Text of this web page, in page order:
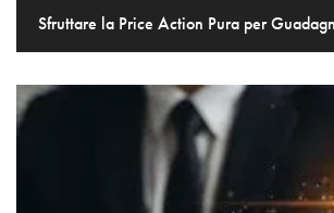
Sfruttare la Price Action Pura per